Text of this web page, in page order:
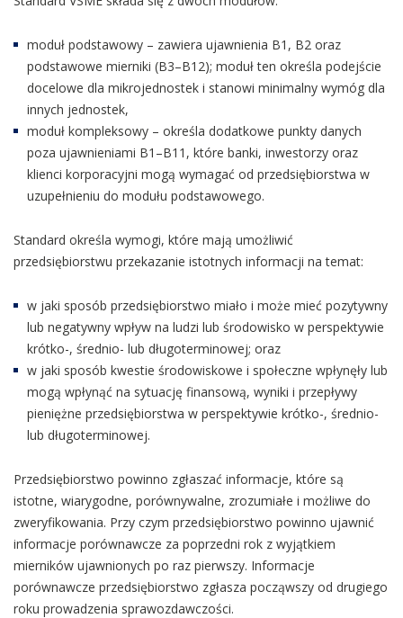
moduł podstawowy – zawiera ujawnienia B1, B2 oraz
podstawowe mierniki (B3–B12); moduł ten określa podejście
docelowe dla mikrojednostek i stanowi minimalny wymóg dla
innych jednostek,
moduł kompleksowy – określa dodatkowe punkty danych
poza ujawnieniami B1–B11, które banki, inwestorzy oraz
klienci korporacyjni mogą wymagać od przedsiębiorstwa w
uzupełnieniu do modułu podstawowego.
Standard określa wymogi, które mają umożliwić
przedsiębiorstwu przekazanie istotnych informacji na temat:
w jaki sposób przedsiębiorstwo miało i może mieć pozytywny
lub negatywny wpływ na ludzi lub środowisko w perspektywie
krótko-, średnio- lub długoterminowej; oraz
w jaki sposób kwestie środowiskowe i społeczne wpłynęły lub
mogą wpłynąć na sytuację finansową, wyniki i przepływy
pieniężne przedsiębiorstwa w perspektywie krótko-, średnio-
lub długoterminowej.
Przedsiębiorstwo powinno zgłaszać informacje, które są
istotne, wiarygodne, porównywalne, zrozumiałe i możliwe do
zweryfikowania. Przy czym przedsiębiorstwo powinno ujawnić
informacje porównawcze za poprzedni rok z wyjątkiem
mierników ujawnionych po raz pierwszy. Informacje
porównawcze przedsiębiorstwo zgłasza począwszy od drugiego
roku prowadzenia sprawozdawczości.